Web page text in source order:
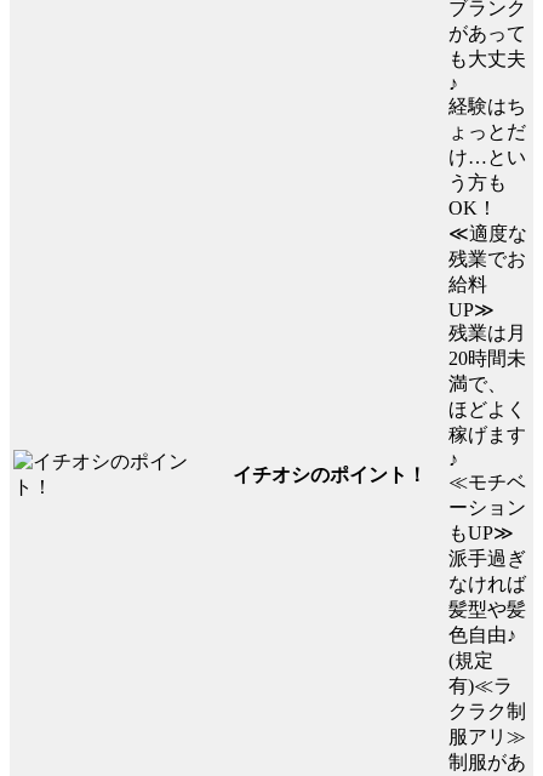
イチオシのポイント！
ブランク
があって
も大丈夫
♪
経験はち
ょっとだ
け…とい
う方も
OK！
≪適度な
残業でお
給料
UP≫
残業は月
20時間未
満で、
ほどよく
稼げます
♪
≪モチベ
ーション
もUP≫
派手過ぎ
なければ
髪型や髪
色自由♪
(規定
有)≪ラ
クラク制
服アリ≫
制服があ